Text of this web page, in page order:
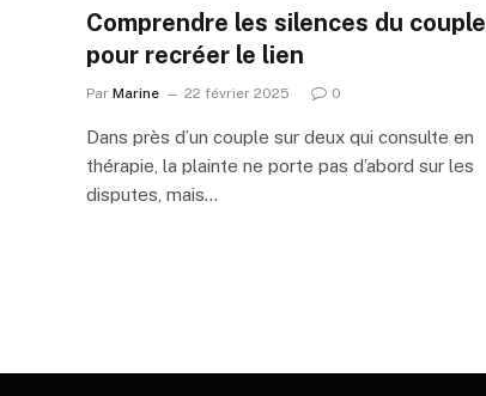
Comprendre les silences du couple
pour recréer le lien
Par Marine 22 février 2025 0
Dans près d’un couple sur deux qui consulte en
thérapie, la plainte ne porte pas d’abord sur les
disputes, mais…